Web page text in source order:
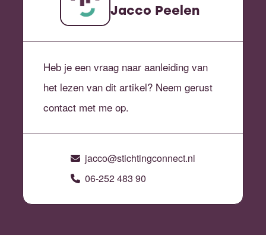
Jacco Peelen
Heb je een vraag naar aanleiding van
het lezen van dit artikel? Neem gerust
contact met me op.
jacco@stichtingconnect.nl
06-252 483 90